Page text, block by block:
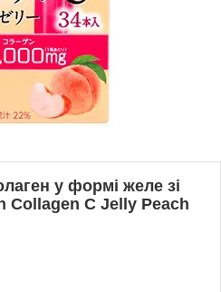
у формі желе зі
Collagen C Jelly Peach